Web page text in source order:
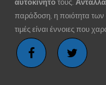
αυτοκίνητο τους.
παράδοση, η ποιότητα των
τιμές είναι έννοιες που